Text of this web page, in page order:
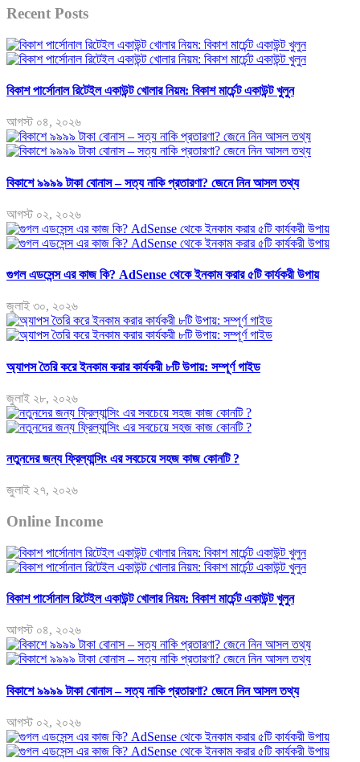
Recent Posts
বিকাশ পার্সোনাল রিটেইল একাউন্ট খোলার নিয়ম: বিকাশ মার্চেন্ট একাউন্ট খুলুন
আগস্ট ০৪, ২০২৬
বিকাশে ৯৯৯৯ টাকা বোনাস – সত্য নাকি প্রতারণা? জেনে নিন আসল তথ্য
আগস্ট ০২, ২০২৬
গুগল এডসেন্স এর কাজ কি? AdSense থেকে ইনকাম করার ৫টি কার্যকরী উপায়
জুলাই ৩০, ২০২৬
অ্যাপস তৈরি করে ইনকাম করার কার্যকরী ৮টি উপায়: সম্পূর্ণ গাইড
জুলাই ২৮, ২০২৬
নতুনদের জন্য ফ্রিল্যান্সিং এর সবচেয়ে সহজ কাজ কোনটি ?
জুলাই ২৭, ২০২৬
Online Income
বিকাশ পার্সোনাল রিটেইল একাউন্ট খোলার নিয়ম: বিকাশ মার্চেন্ট একাউন্ট খুলুন
আগস্ট ০৪, ২০২৬
বিকাশে ৯৯৯৯ টাকা বোনাস – সত্য নাকি প্রতারণা? জেনে নিন আসল তথ্য
আগস্ট ০২, ২০২৬